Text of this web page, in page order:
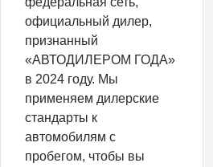
официальный дилер,
признанный
«АВТОДИЛЕРОМ ГОДА»
в 2024 году. Мы
применяем дилерские
стандарты к
автомобилям с
пробегом, чтобы вы